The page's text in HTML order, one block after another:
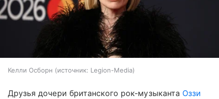
Келли Осборн источник: Legion-Media
Друзья дочери британского рок-музыканта Оззи